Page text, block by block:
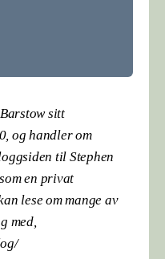
sitt
og handler om
til Stephen
en privat
lese om mange av
med,